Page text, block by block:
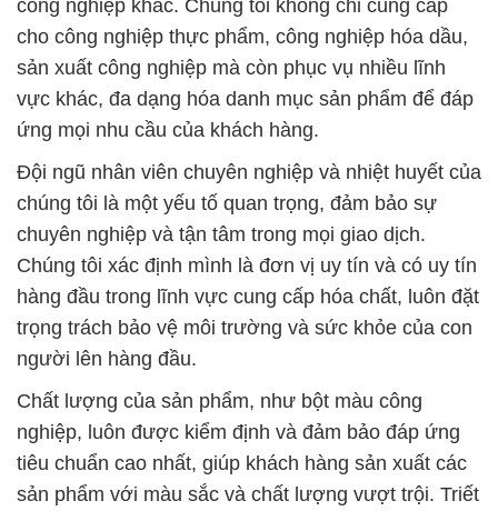
công nghiệp khác. Chúng tôi không chỉ cung cấp
cho công nghiệp thực phẩm, công nghiệp hóa dầu,
sản xuất công nghiệp mà còn phục vụ nhiều lĩnh
vực khác, đa dạng hóa danh mục sản phẩm để đáp
ứng mọi nhu cầu của khách hàng.
Đội ngũ nhân viên chuyên nghiệp và nhiệt huyết của
chúng tôi là một yếu tố quan trọng, đảm bảo sự
chuyên nghiệp và tận tâm trong mọi giao dịch.
Chúng tôi xác định mình là đơn vị uy tín và có uy tín
hàng đầu trong lĩnh vực cung cấp hóa chất, luôn đặt
trọng trách bảo vệ môi trường và sức khỏe của con
người lên hàng đầu.
Chất lượng của sản phẩm, như bột màu công
nghiệp, luôn được kiểm định và đảm bảo đáp ứng
tiêu chuẩn cao nhất, giúp khách hàng sản xuất các
sản phẩm với màu sắc và chất lượng vượt trội. Triết